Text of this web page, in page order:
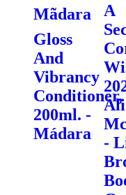
Mãdara
Gloss
And
Vibrancy
Conditioner,
200ml. -
Mádara
A
Ali
-